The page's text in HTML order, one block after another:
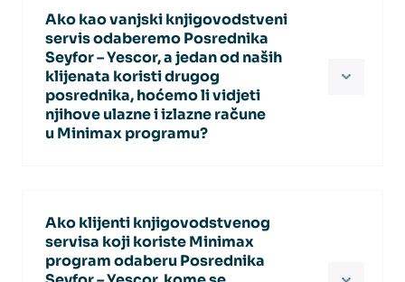
potrebno odabrati informacijskog
posrednika neovisno o tome što su na
Vašoj licenci odnosno Vaši im klijenti
pristupaju putem podlicence. Na temelju
toga će ulazni računi stizati u njihove
organizacije i klijenti će te ulazne račune
Ako kao vanjski knjigovodstveni
servis odaberemo Posrednika
Seyfor – Yescor, a jedan od naših
klijenata koristi drugog
posrednika, hoćemo li vidjeti
njihove ulazne i izlazne račune
u Minimax programu?
imati odabranog drugog posrednika.
U tom slučaju u Minimax će mu pristizati
ulazni eRačuni, a moći će ih i izdavati iz
Ako klijenti knjigovodstvenog
servisa koji koriste Minimax
program odaberu Posrednika